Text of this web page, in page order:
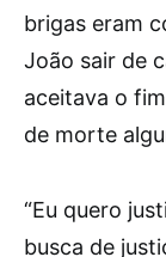
brigas eram
João sair de
aceitava o
de morte
“Eu quero
busca de